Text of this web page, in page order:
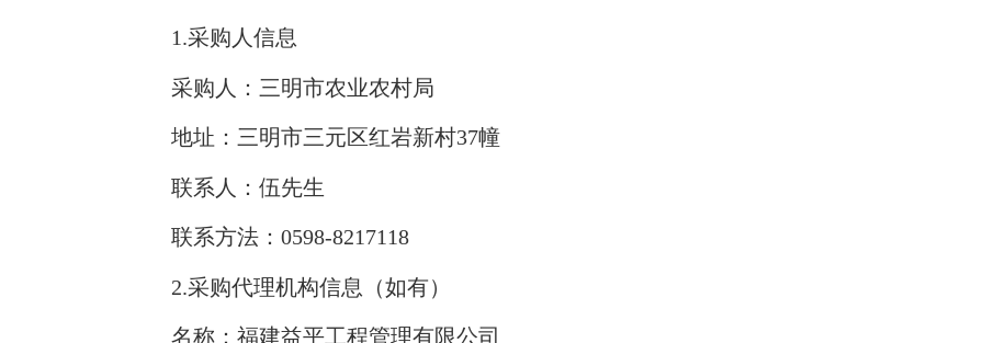
1.采购人信息
采购人：三明市农业农村局
地址：三明市三元区红岩新村37幢
联系人：伍先生
联系方法：0598-8217118
2.采购代理机构信息（如有）
名称：福建益平工程管理有限公司